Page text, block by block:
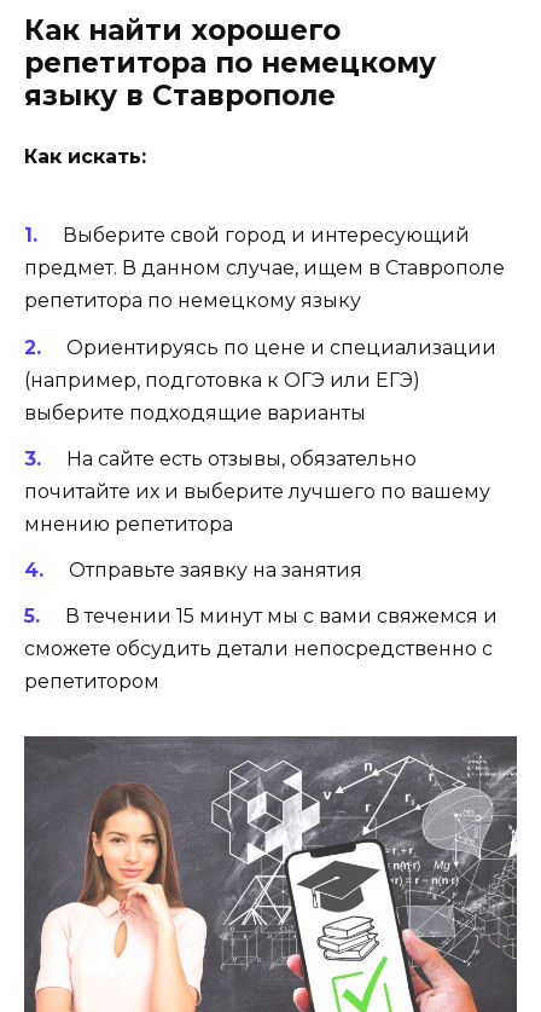
Как найти хорошего
репетитора по немецкому
языку в Ставрополе
Как искать:
Выберите свой город и интересующий
предмет. В данном случае, ищем в Ставрополе
репетитора по немецкому языку
Ориентируясь по цене и специализации
(например, подготовка к ОГЭ или ЕГЭ)
выберите подходящие варианты
На сайте есть отзывы, обязательно
почитайте их и выберите лучшего по вашему
мнению репетитора
Отправьте заявку на занятия
В течении 15 минут мы с вами свяжемся и
сможете обсудить детали непосредственно с
репетитором